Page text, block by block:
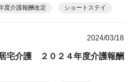
度介護報酬改定 ショートステイ
2024/03/18
宅介護 ２０２４年度介護報酬